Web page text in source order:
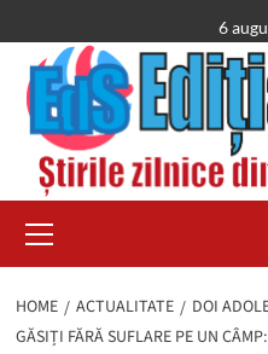
to
content
6
Menu
HOME ACTUALITATE
DOI
GĂSIȚI FĂRĂ SUFLARE PE UN